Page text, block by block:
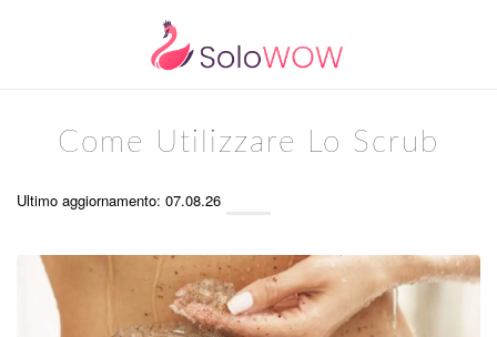
Come Utilizzare Lo Scrub
Ultimo aggiornamento: 07.08.26